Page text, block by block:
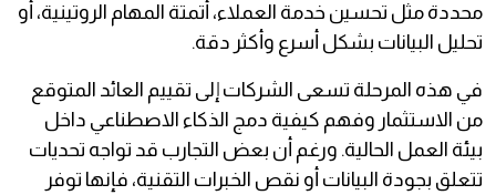
محددة مثل تحسين خدمة العملاء، أتمتة المهام الروتينية، أو
تحليل البيانات بشكل أسرع وأكثر دقة.
في هذه المرحلة تسعى الشركات إلى تقييم العائد المتوقع
من الاستثمار وفهم كيفية دمج الذكاء الاصطناعي داخل
بيئة العمل الحالية. ورغم أن بعض التجارب قد تواجه تحديات
تتعلق بجودة البيانات أو نقص الخبرات التقنية، فإنها توفر